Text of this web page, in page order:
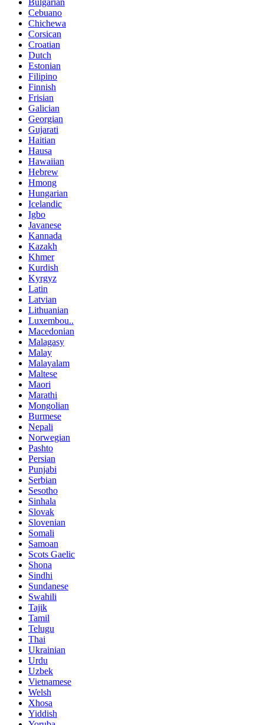
Bulgarian
Cebuano
Chichewa
Corsican
Croatian
Dutch
Estonian
Filipino
Finnish
Frisian
Galician
Georgian
Gujarati
Haitian
Hausa
Hawaiian
Hebrew
Hmong
Hungarian
Icelandic
Igbo
Javanese
Kannada
Kazakh
Khmer
Kurdish
Kyrgyz
Latin
Latvian
Lithuanian
Luxembou..
Macedonian
Malagasy
Malay
Malayalam
Maltese
Maori
Marathi
Mongolian
Burmese
Nepali
Norwegian
Pashto
Persian
Punjabi
Serbian
Sesotho
Sinhala
Slovak
Slovenian
Somali
Samoan
Scots Gaelic
Shona
Sindhi
Sundanese
Swahili
Tajik
Tamil
Telugu
Thai
Ukrainian
Urdu
Uzbek
Vietnamese
Welsh
Xhosa
Yiddish